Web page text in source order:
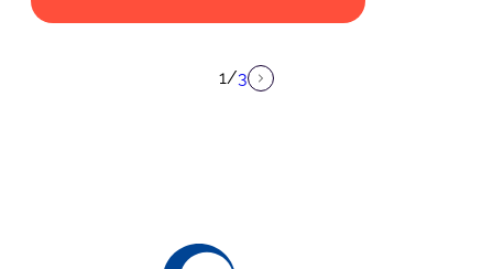
1/3